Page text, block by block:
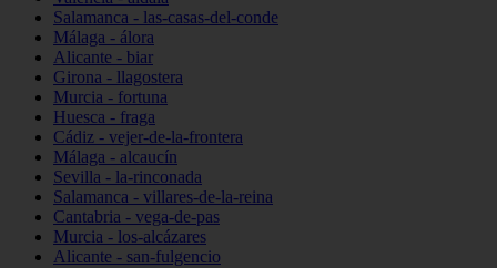
Salamanca - las-casas-del-conde
Málaga - álora
Alicante - biar
Girona - llagostera
Murcia - fortuna
Huesca - fraga
Cádiz - vejer-de-la-frontera
Málaga - alcaucín
Sevilla - la-rinconada
Salamanca - villares-de-la-reina
Cantabria - vega-de-pas
Murcia - los-alcázares
Alicante - san-fulgencio